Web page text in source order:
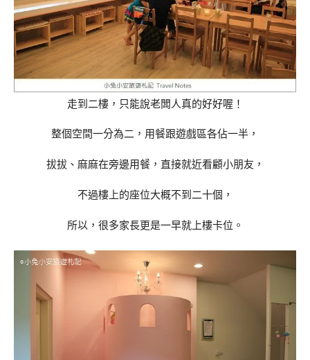
走到二樓，只能說老闆人真的好好喔！
整個空間一分為二，用餐跟遊戲區各佔一半，
拔拔、麻麻在旁邊用餐，直接就近看顧小朋友，
不過樓上的座位大概不到二十個，
所以，很多家長更是一早就上樓卡位。